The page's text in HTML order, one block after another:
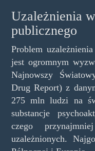
Uzależnienia
publicznego
Problem
jest ogromnym
Najnowszy
Drug Report) z
275 mln ludzi na
substancje
czego
uzależnionych.